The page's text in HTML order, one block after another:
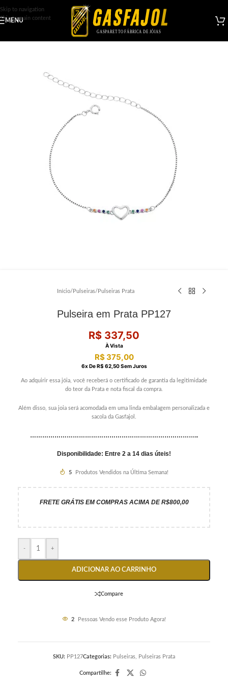
Skip to navigation
Skip to main content
MENU
Início/ Pulseiras/ Pulseiras Prata
Pulseira em Prata PP127
R$ 337,50
À Vista
R$375,00
6X DeR$ 62,50Sem Juros
Ao adquirir essa jóia, você receberá o certificado de garantia da legitimidade
do teor da Prata e nota fiscal da compra.
Além disso, sua joia será acomodada em uma linda embalagem personalizada e
sacola da Gasfajol.
………………………………………………………………………..
Disponibilidade: Entre 2 a 14 dias úteis!
5 Produtos Vendidos na Última Semana!
FRETE GRÁTIS EM COMPRAS ACIMA DE R$800,00
- +
ADICIONAR AO CARRINHO
Compare
2 Pessoas Vendo esse Produto Agora!
SKU: PP127Categorias: Pulseiras Pulseiras Prata
Compartilhe: